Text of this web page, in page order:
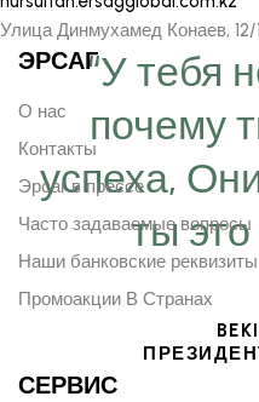
“У тебя
почему
успеха,
ты
Улица Динмухамед Конаев, 12/
ЭРСАГ
О нас
Контакты
Эрсаг в прессе
Часто задаваемые вопросы
Наши банковские реквизиты
Промоакции В Странах
СЕРВИС